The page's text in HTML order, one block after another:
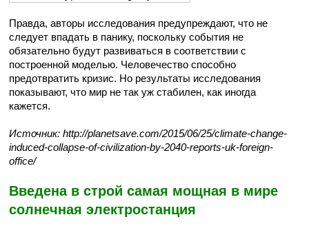
Правда, авторы исследования предупреждают, что не
следует впадать в панику, поскольку события не
обязательно будут развиваться в соответствии с
построенной моделью. Человечество способно
предотвратить кризис. Но результаты исследования
показывают, что мир не так уж стабилен, как иногда
кажется.
Источник: http://planetsave.com/2015/06/25/climate-change-
induced-collapse-of-civilization-by-2040-reports-uk-foreign-
office/
Введена в строй самая мощная в мире
солнечная электростанция